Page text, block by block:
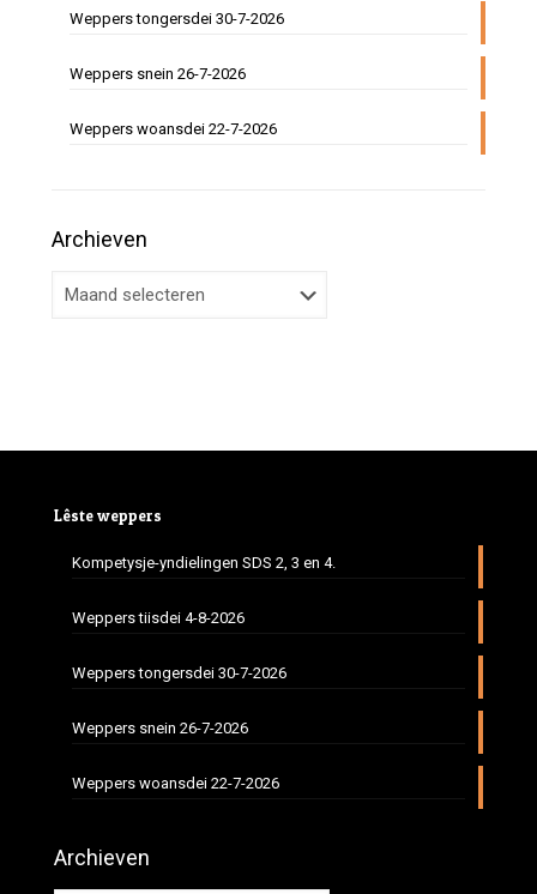
Weppers tongersdei 30-7-2026
Weppers snein 26-7-2026
Weppers woansdei 22-7-2026
Archieven
Lêste weppers
Kompetysje-yndielingen SDS 2, 3 en 4.
Weppers tiisdei 4-8-2026
Weppers tongersdei 30-7-2026
Weppers snein 26-7-2026
Weppers woansdei 22-7-2026
Archieven